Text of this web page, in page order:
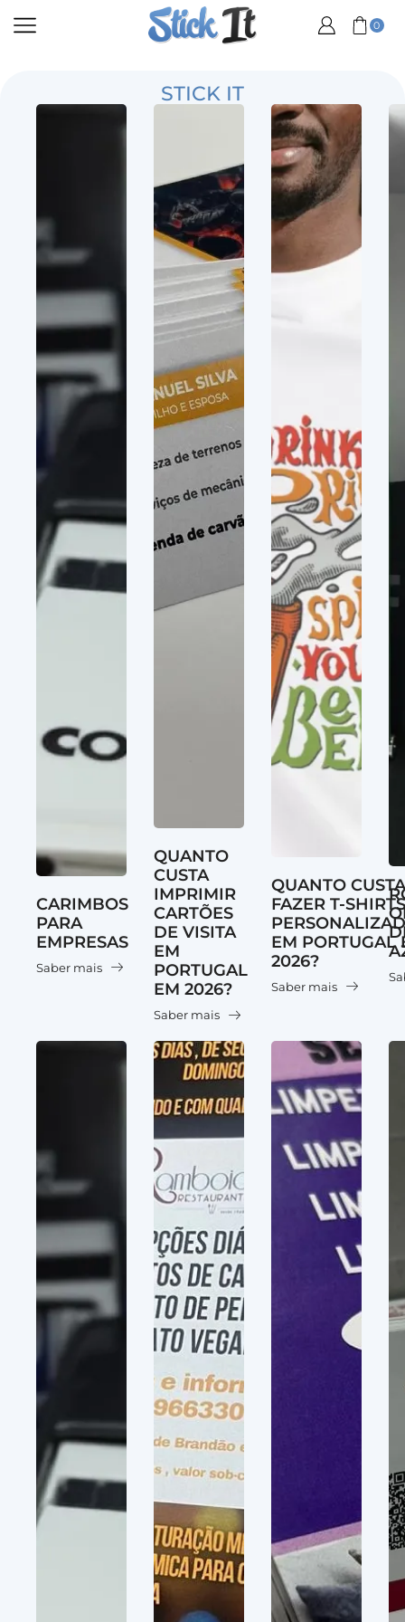
0
STICK IT
CARIMBOS
PARA
EMPRESAS
Saber mais
QUANTO
CUSTA
IMPRIMIR
CARTÕES
DE VISITA
EM
PORTUGAL
EM 2026?
Saber mais
QUANTO CUSTA
FAZER T-SHIRTS
EM PORTUGAL
2026?
Saber mais